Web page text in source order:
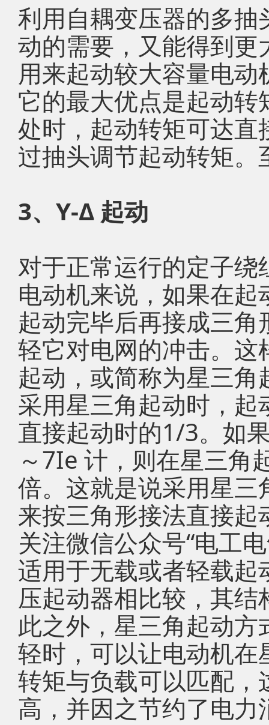
利用自耦变压器的多
动的需要，又能得到
用来起动较大容量电
它的最大优点是起动
处时，起动转矩可达
过抽头调节起动转矩
3、Y-Δ 起动
对于正常运行的定子
电动机来说，如果在
起动完毕后再接成三
轻它对电网的冲击。
起动，或简称为星三角
采用星三角起动时，
直接起动时的1/3。如
～7Ie 计，则在星三角
倍。这就是说采用星
来按三角形接法直接
关注微信公众号“电工
适用于无载或者轻载
压起动器相比较，其
此之外，星三角起动
轻时，可以让电动机
转矩与负载可以匹配
高，并因之节约了电力